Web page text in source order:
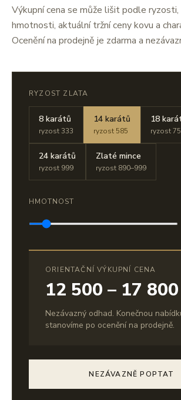
Výkupní cena se může lišit podle
hmotnosti, aktuální tržní ceny kovu a
Ocenění na prodejně je zdarma a
RYZOST ZLATA
8 karátů
ryzost 333
14 karátů
ryzost 585
18
ryzost
24 karátů
ryzost 999
Zlaté mince
ryzost 890–999
HMOTNOST
ORIENTAČNÍ VÝKUPNÍ CENA
12 500 – 17 800
Nezávazný odhad. Konečnou
stanovíme po ocenění na prodejně.
NEZÁVAZNĚ POPTAT